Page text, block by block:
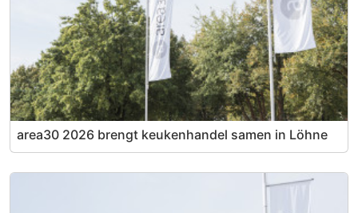
area30 2026 brengt keukenhandel samen in Löhne